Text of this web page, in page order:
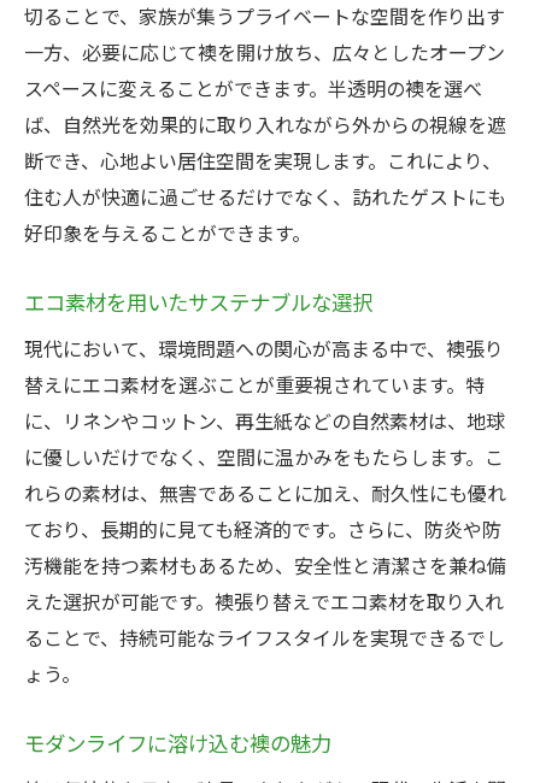
切ることで、家族が集うプライベートな空間を作り出す
一方、必要に応じて襖を開け放ち、広々としたオープン
スペースに変えることができます。半透明の襖を選べ
ば、自然光を効果的に取り入れながら外からの視線を遮
断でき、心地よい居住空間を実現します。これにより、
住む人が快適に過ごせるだけでなく、訪れたゲストにも
好印象を与えることができます。
エコ素材を用いたサステナブルな選択
現代において、環境問題への関心が高まる中で、襖張り
替えにエコ素材を選ぶことが重要視されています。特
に、リネンやコットン、再生紙などの自然素材は、地球
に優しいだけでなく、空間に温かみをもたらします。こ
れらの素材は、無害であることに加え、耐久性にも優れ
ており、長期的に見ても経済的です。さらに、防炎や防
汚機能を持つ素材もあるため、安全性と清潔さを兼ね備
えた選択が可能です。襖張り替えでエコ素材を取り入れ
ることで、持続可能なライフスタイルを実現できるでし
ょう。
モダンライフに溶け込む襖の魅力